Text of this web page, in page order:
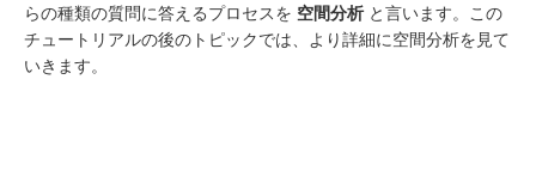
らの種類の質問に答えるプロセスを 空間分析と言います。この
チュートリアルの後のトピックでは、より詳細に空間分析を見て
いきます。